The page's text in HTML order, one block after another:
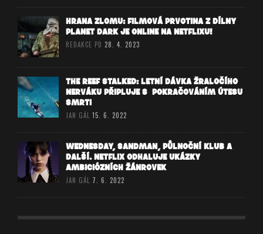
HRANA ZLOMU: FILMOVÁ PRVOTINA Z DÍLNY
PLANET DARK JE ONLINE NA NETFLIXU!
REDAKCE PD 28. 4. 2023
THE REEF STALKED: LETNÍ DÁVKA ŽRALOČÍHO
NERVÁKU PŘIPLUJE S POKRAČOVÁNÍM ÚTESU
SMRTI
JAN GÁL 15. 6. 2022
WEDNESDAY, SANDMAN, PŮLNOČNÍ KLUB A
DALŠÍ. NETFLIX ODHALUJE UKÁZKY
AMBICIÓZNÍCH ŽÁNROVEK
JAN GÁL 7. 6. 2022